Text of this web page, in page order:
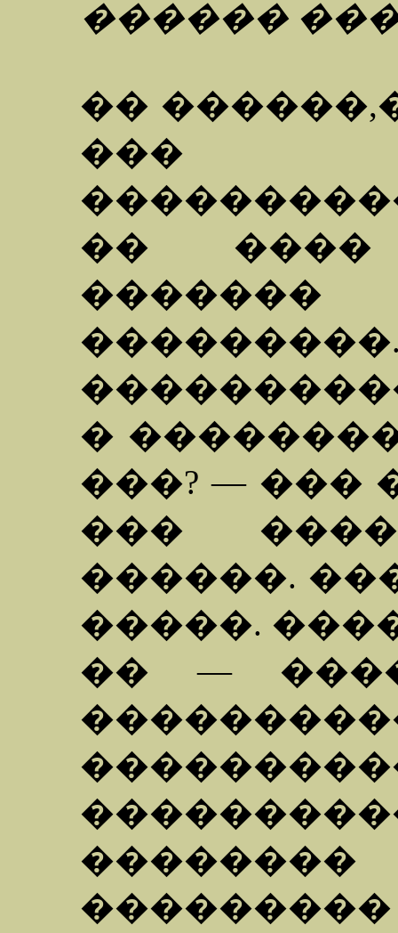
������
��
���
�� ����
�
���? — ���
���
������.
�����.
�� —
���������